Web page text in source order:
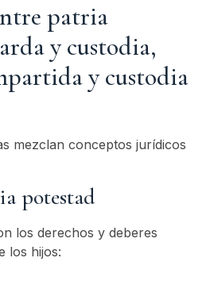
patria
y custodia,
y custodia
mezclan conceptos jurídicos
potestad
los derechos y deberes
los hijos: